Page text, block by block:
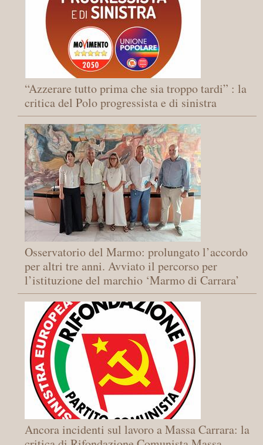
“Azzerare tutto prima che sia troppo tardi” : la
critica del Polo progressista e di sinistra
Osservatorio del Marmo: prolungato l’accordo
per altri tre anni. Avviato il percorso per
l’istituzione del marchio ‘Marmo di Carrara’
Ancora incidenti sul lavoro a Massa Carrara: la